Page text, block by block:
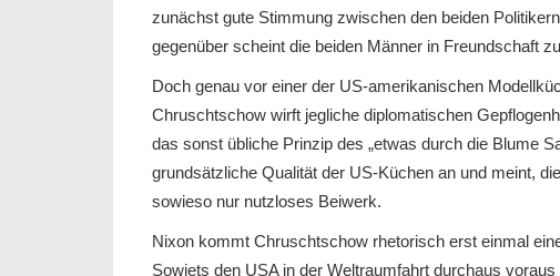
zunächst gute Stimmung zwischen den beiden
gegenüber scheint die beiden Männer in Freundschaft
Doch genau vor einer der US-amerikanischen
Chruschtschow wirft jegliche diplomatischen
das sonst übliche Prinzip des „etwas durch die Blume
grundsätzliche Qualität der US-Küchen an und meint,
sowieso nur nutzloses Beiwerk.
Nixon kommt Chruschtschow rhetorisch erst einmal
Sowjets den USA in der Weltraumfahrt durchaus